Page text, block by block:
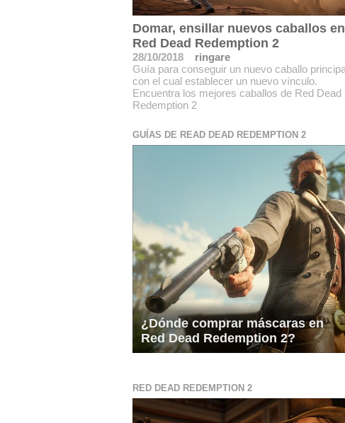
Domar, ensillar nuevos caballos en
Red Dead Redemption 2
28/10/2018
ringare
Guía para conseguir un nuevo caballo
con el cual establecer un nuevo vínculo.
Encuentra los mejores caballos de Red Dead
Redemption 2
GUÍAS DE READ DEAD REDEMPTION 2
¿Dónde comprar máscaras en
Red Dead Redemption 2?
RED DEAD REDEMPTION 2